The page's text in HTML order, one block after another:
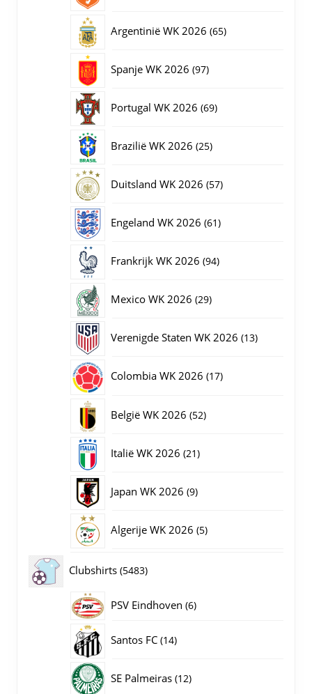
Argentinië WK 2026 6565
Spanje WK 2026 9797
Portugal WK 2026 6969
Brazilië WK 2026 2525
Duitsland WK 2026 5757
Engeland WK 2026 6161
Frankrijk WK 2026 9494
Mexico WK 2026 2929
Verenigde Staten WK 2026 1313
Colombia WK 2026 1717
België WK 2026 5252
Italië WK 2026 2121
Japan WK 2026 99
Algerije WK 2026 55
Clubshirts 54835483
producten
PSV Eindhoven 66
Santos FC 1414
SE Palmeiras 1212